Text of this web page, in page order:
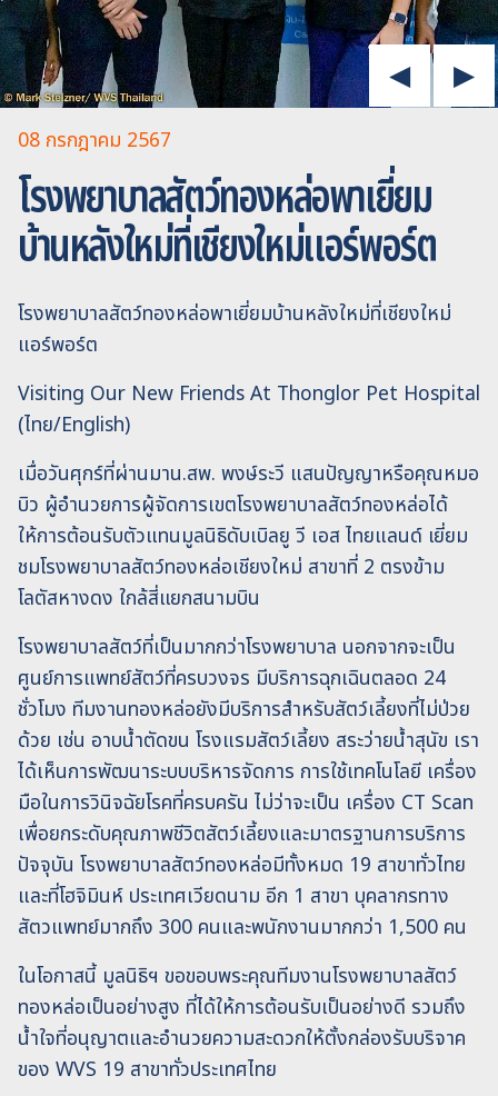
08 กรกฎาคม 2567
โรงพยาบาลสัตว์ทองหล่อพาเยี่ยม
บ้านหลังใหม่ที่เชียงใหม่แอร์พอร์ต
โรงพยาบาลสัตว์ทองหล่อพาเยี่ยมบ้านหลังใหม่ที่เชียงใหม่
แอร์พอร์ต
Visiting Our New Friends At Thonglor Pet Hospital
(ไทย/English)
เมื่อวันศุกร์ที่ผ่านมาน.สพ. พงษ์ระวี แสนปัญญาหรือคุณหมอ
บิว ผู้อำนวยการผู้จัดการเขตโรงพยาบาลสัตว์ทองหล่อได้
ให้การต้อนรับตัวแทนมูลนิธิดับเบิลยู วี เอส ไทยแลนด์ เยี่ยม
ชมโรงพยาบาลสัตว์ทองหล่อเชียงใหม่ สาขาที่ 2 ตรงข้าม
โลตัสหางดง ใกล้สี่แยกสนามบิน
โรงพยาบาลสัตว์ที่เป็นมากกว่าโรงพยาบาล นอกจากจะเป็น
ศูนย์การแพทย์สัตว์ที่ครบวงจร มีบริการฉุกเฉินตลอด 24
ชั่วโมง ทีมงานทองหล่อยังมีบริการสำหรับสัตว์เลี้ยงที่ไม่ป่วย
ด้วย เช่น อาบน้ำตัดขน โรงแรมสัตว์เลี้ยง สระว่ายน้ำสุนัข เรา
ได้เห็นการพัฒนาระบบบริหารจัดการ การใช้เทคโนโลยี เครื่อง
มือในการวินิจฉัยโรคที่ครบครัน ไม่ว่าจะเป็น เครื่อง CT Scan
เพื่อยกระดับคุณภาพชีวิตสัตว์เลี้ยงและมาตรฐานการบริการ
ปัจจุบัน โรงพยาบาลสัตว์ทองหล่อมีทั้งหมด 19 สาขาทั่วไทย
และที่โฮจิมินห์ ประเทศเวียดนาม อีก 1 สาขา บุคลากรทาง
สัตวแพทย์มากถึง 300 คนและพนักงานมากกว่า 1,500 คน
ในโอกาสนี้ มูลนิธิฯ ขอขอบพระคุณทีมงานโรงพยาบาลสัตว์
ทองหล่อเป็นอย่างสูง ที่ได้ให้การต้อนรับเป็นอย่างดี รวมถึง
น้ำใจที่อนุญาตและอำนวยความสะดวกให้ตั้งกล่องรับบริจาค
ของ WVS 19 สาขาทั่วประเทศไทย